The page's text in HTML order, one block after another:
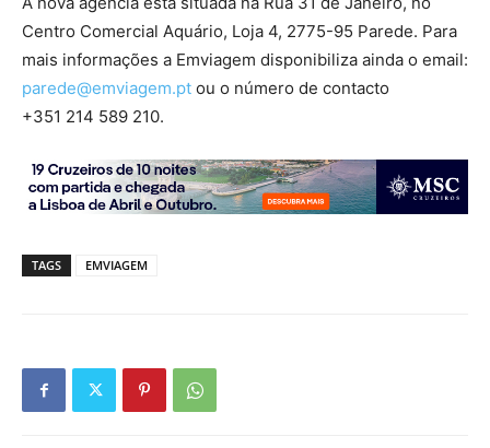
Centro Comercial Aquário, Loja 4, 2775-95 Parede. Para
mais informações a Emviagem disponibiliza ainda o email:
parede@emviagem.pt ou o número de contacto
+351 214 589 210.
TAGS EMVIAGEM